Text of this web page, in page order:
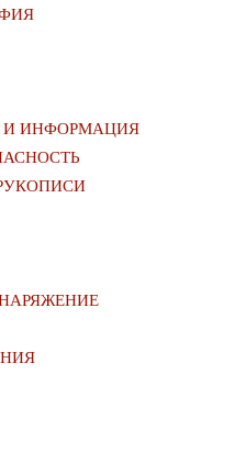
ИНФОРМАЦИЯ